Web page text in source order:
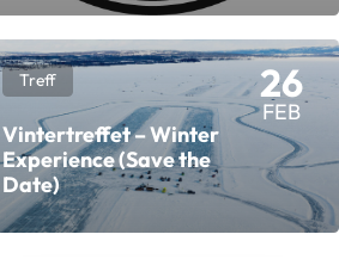
Treff 26
FEB
Vintertreffet – Winter
Experience (Save the
Date)